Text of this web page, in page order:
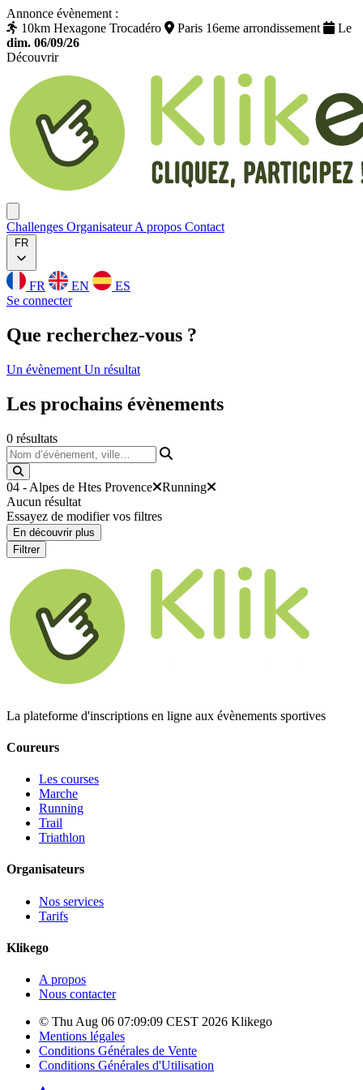
Annonce évènement :
10km Hexagone Trocadéro
Paris 16eme arrondissement
Le
dim. 06/09/26
Découvrir
Challenges OrganisateurA propos Contact
FR
FR EN
ES
Se connecter
Que recherchez-vous ?
Un évènement Un résultat
Les prochains évènements
0 résultats
Nom d’évènement, ville…
04 - Alpes de Htes Provence
Running
Aucun résultat
Essayez de modifier vos filtres
En découvrir plus
Filtrer
La plateforme d'inscriptions en ligne aux évènements sportives
Coureurs
Les courses
Marche
Running
Trail
Triathlon
Organisateurs
Nos services
Tarifs
Klikego
A propos
Nous contacter
© Thu Aug 06 07:09:09 CEST 2026 Klikego
Mentions légales
Conditions Générales de Vente
Conditions Générales d'Utilisation